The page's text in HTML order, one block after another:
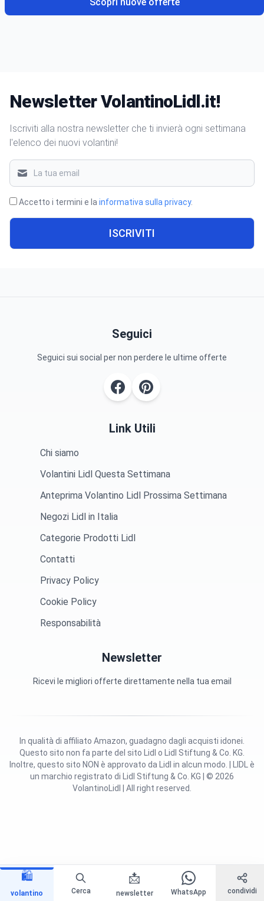
🛍️
volantino Cerca
📩
newsletter WhatsApp condividi
Newsletter VolantinoLidl.it!
Iscriviti alla nostra newsletter che ti invierà ogni settimana
l'elenco dei nuovi volantini!
Accetto i termini e lainformativa sulla privacy.
ISCRIVITI
Seguici
Seguici sui social per non perdere le ultime offerte
Link Utili
Chi siamo
Volantini Lidl Questa Settimana
Anteprima Volantino Lidl Prossima Settimana
Negozi Lidl in Italia
Categorie Prodotti Lidl
Contatti
Privacy Policy
Cookie Policy
Responsabilità
Newsletter
Ricevi le migliori offerte direttamente nella tua email
Questo sito non fa parte del sito Lidl o Lidl Stiftung & Co. KG.
Inoltre, questo sito NON è approvato da Lidl in alcun modo. | LIDL è
un marchio registrato di Lidl Stiftung & Co. KG | © 2026
VolantinoLidl | All right reserved.
In qualità di affiliato Amazon, guadagno dagli acquisti idonei.